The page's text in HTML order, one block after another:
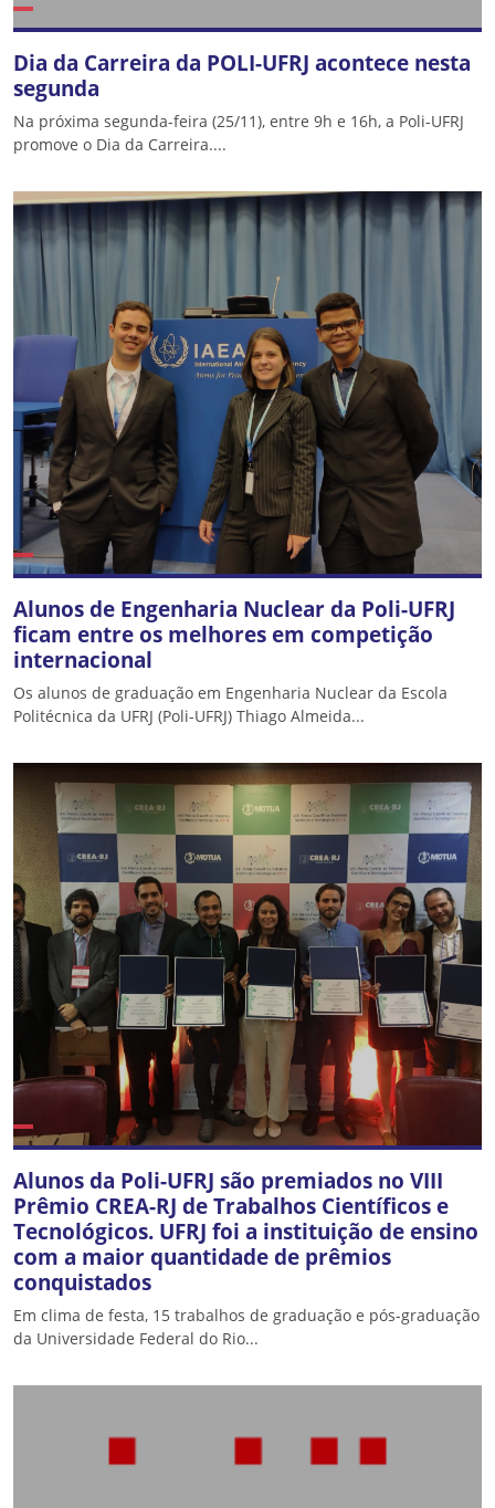
Dia da Carreira da POLI-UFRJ acontece nesta
segunda
Na próxima segunda-feira (25/11), entre 9h e 16h, a Poli-UFRJ
promove o Dia da Carreira....
Alunos de Engenharia Nuclear da Poli-UFRJ
ficam entre os melhores em competição
internacional
Os alunos de graduação em Engenharia Nuclear da Escola
Politécnica da UFRJ (Poli-UFRJ) Thiago Almeida...
Alunos da Poli-UFRJ são premiados no VIII
Prêmio CREA-RJ de Trabalhos Científicos e
Tecnológicos. UFRJ foi a instituição de ensino
com a maior quantidade de prêmios
conquistados
Em clima de festa, 15 trabalhos de graduação e pós-graduação
da Universidade Federal do Rio...